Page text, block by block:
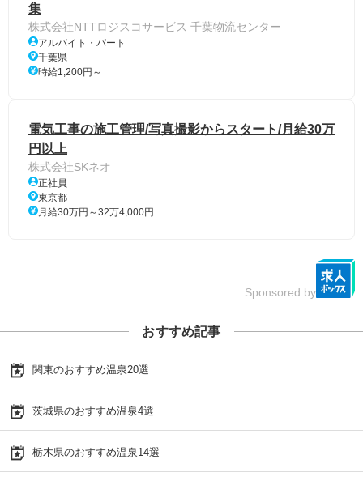
集
株式会社NTTロジスコサービス 千葉物流センター
アルバイト・パート
千葉県
時給1,200円～
電気工事の施工管理/写真撮影からスタート/月給30万
円以上
株式会社SKネオ
正社員
東京都
月給30万円～32万4,000円
Sponsored by
おすすめ記事
関東のおすすめ温泉20選
茨城県のおすすめ温泉4選
栃木県のおすすめ温泉14選